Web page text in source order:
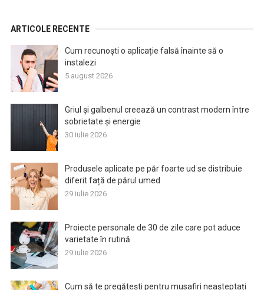
ARTICOLE RECENTE
Cum recunoști o aplicație falsă înainte să o
instalezi
5 august 2026
Griul și galbenul creează un contrast modern între
sobrietate și energie
30 iulie 2026
Produsele aplicate pe păr foarte ud se distribuie
diferit față de părul umed
29 iulie 2026
Proiecte personale de 30 de zile care pot aduce
varietate în rutină
29 iulie 2026
Cum să te pregătești pentru musafiri neașteptați